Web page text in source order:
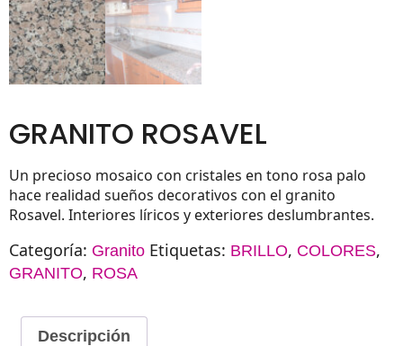
GRANITO ROSAVEL
Un precioso mosaico con cristales en tono rosa palo
hace realidad sueños decorativos con el granito
Rosavel. Interiores líricos y exteriores deslumbrantes.
Categoría: Granito Etiquetas: BRILLO, COLORES,
GRANITO, ROSA
Descripción